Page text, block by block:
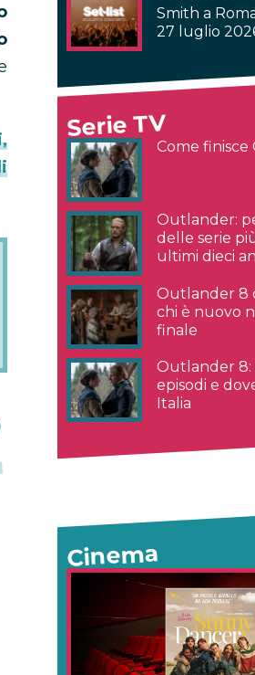
Smith a
27 luglio
Serie TV
Come
Outlander:
delle serie
ultimi dieci
Outlander 8
chi è nuovo
finale
Outlander 8:
episodi e
Italia
Cinema